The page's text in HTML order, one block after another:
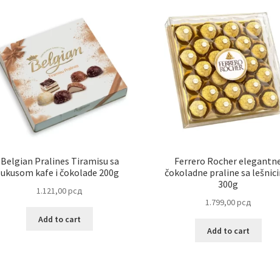
Belgian Pralines Tiramisu sa
ukusom kafe i čokolade 200g
1.121,00рсд
Add to cart
Ferrero Rocher
čokoladne praline sa
300g
1.799,00рсд
Add to cart